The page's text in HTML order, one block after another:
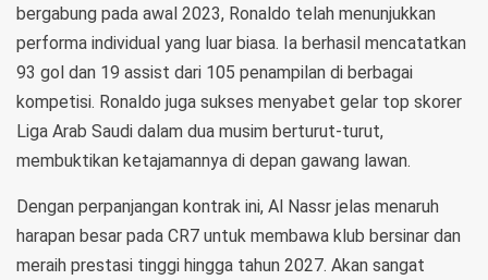
bergabung pada awal 2023, Ronaldo telah menunjukkan
performa individual yang luar biasa. Ia berhasil mencatatkan
93 gol dan 19 assist dari 105 penampilan di berbagai
kompetisi. Ronaldo juga sukses menyabet gelar top skorer
Liga Arab Saudi dalam dua musim berturut-turut,
membuktikan ketajamannya di depan gawang lawan.
Dengan perpanjangan kontrak ini, Al Nassr jelas menaruh
harapan besar pada CR7 untuk membawa klub bersinar dan
meraih prestasi tinggi hingga tahun 2027. Akan sangat